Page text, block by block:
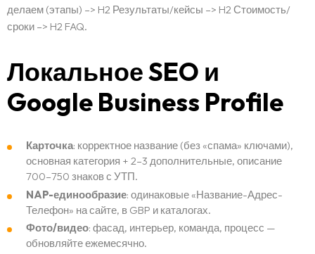
делаем (этапы) –> H2 Результаты/кейсы –> H2 Стоимость/
сроки –> H2 FAQ.
Локальное SEO и
Google Business Profile
Карточка: корректное название (без «спама» ключами),
основная категория + 2–3 дополнительные, описание
700–750 знаков с УТП.
NAP-единообразие: одинаковые «Название-Адрес-
Телефон» на сайте, в GBP и каталогах.
Фото/видео: фасад, интерьер, команда, процесс —
обновляйте ежемесячно.